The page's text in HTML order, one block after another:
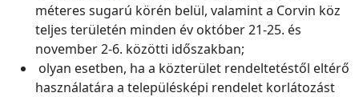
méteres sugarú körén belül, valamint a Corvin köz
teljes területén minden év október 21-25. és
november 2-6. közötti időszakban;
olyan esetben, ha a közterület rendeltetéstől eltérő
használatára a településképi rendelet korlátozást